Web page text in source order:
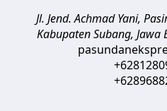
Jl. Jend. Achmad Yani,
Kabupaten Subang, Jawa